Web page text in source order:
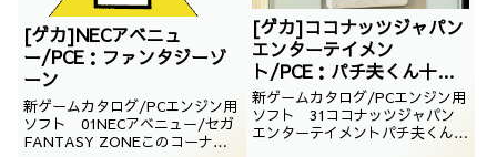
[ゲカ]NECアベニュ
ー/PCE：ファンタジーゾ
ーン
新ゲームカタログ/PCエンジン用
ソフト 01NECアベニュー/セガ
FANTASY ZONEこのコーナー
[ゲカ]ココナッツジャパン
エンターテイメン
ト/PCE：パチ夫くん十番
勝負
新ゲームカタログ/PCエンジン用
ソフト 31ココナッツジャパン
エンターテイメントパチ夫くん十